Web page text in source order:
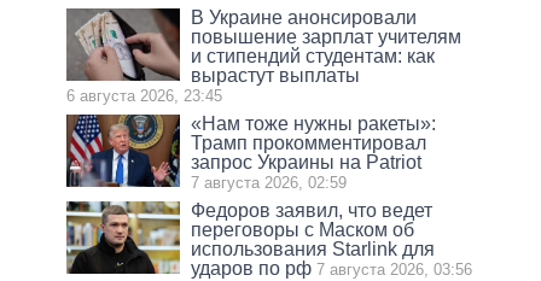
В Украине анонсировали
повышение зарплат учителям
и стипендий студентам: как
вырастут выплаты
6 августа 2026, 23:45
«Нам тоже нужны ракеты»:
Трамп прокомментировал
запрос Украины на Patriot
7 августа 2026, 02:59
Федоров заявил, что ведет
переговоры с Маском об
использования Starlink для
ударов по рф 7 августа 2026, 03:56